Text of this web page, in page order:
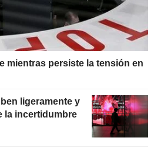
mientras persiste la tensión en
ligeramente y
la incertidumbre